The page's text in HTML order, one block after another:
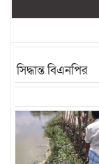
সিদ্ধান্ত বিএনপির